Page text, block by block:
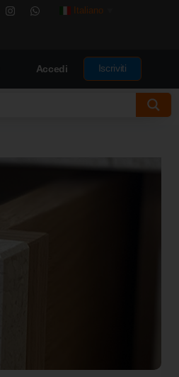
Italiano
Accedi Iscriviti